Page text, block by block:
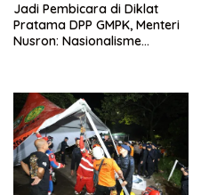
Jadi Pembicara di Diklat
Pratama DPP GMPK, Menteri
Nusron: Nasionalisme